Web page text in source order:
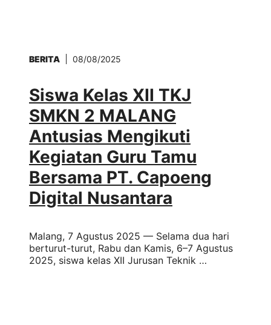
BERITA 08/08/2025
Siswa Kelas XII TKJ
SMKN 2 MALANG
Antusias Mengikuti
Kegiatan Guru Tamu
Bersama PT. Capoeng
Digital Nusantara
Malang, 7 Agustus 2025 — Selama dua hari
berturut-turut, Rabu dan Kamis, 6–7 Agustus
2025, siswa kelas XII Jurusan Teknik …